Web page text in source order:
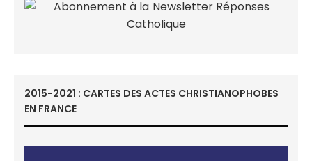
2015-2021 : CARTES DES ACTES CHRISTIANOPHOBES
EN FRANCE